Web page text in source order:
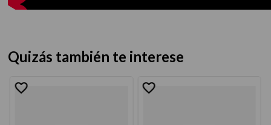
Quizás también te interese